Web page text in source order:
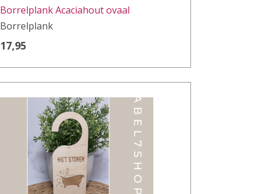
Borrelplank Acaciahout ovaal
Borrelplank
17,95